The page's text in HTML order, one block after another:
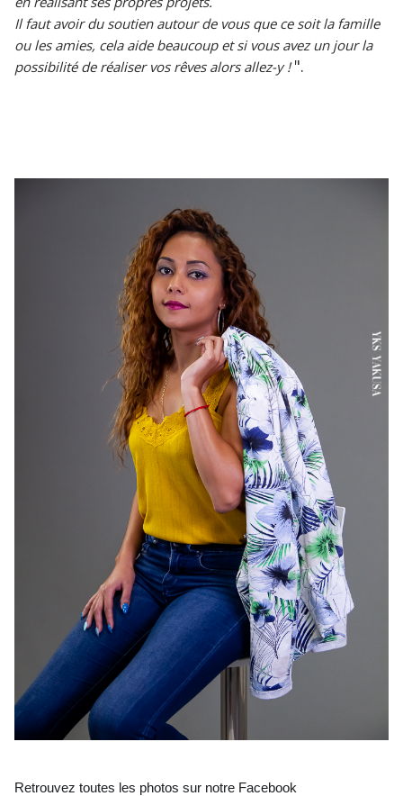
Il faut avoir du soutien autour de vous que ce soit la famille
ou les amies, cela aide beaucoup et si vous avez un jour la
possibilité de réaliser vos rêves alors allez-y !".
Retrouvez toutes les photos sur notre Facebook